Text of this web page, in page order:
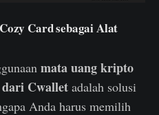
Card sebagai Alat
mata uang kripto
Cwallet adalah solusi
Anda harus memilih